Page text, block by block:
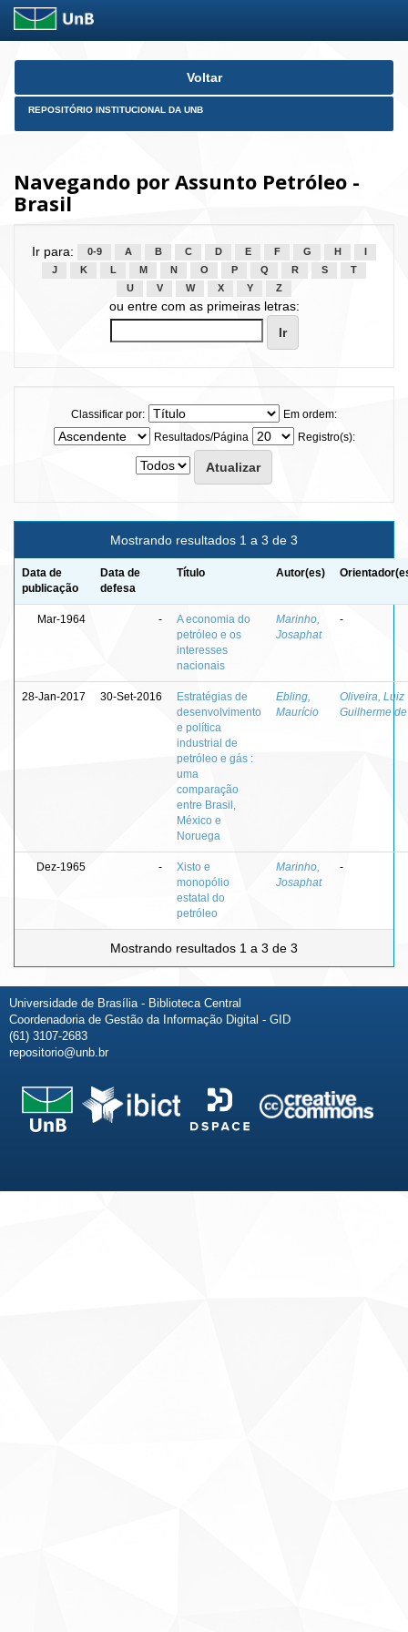
Skip
Voltar
REPOSITÓRIO INSTITUCIONAL DA UNB
Navegando por Assunto Petróleo -
Brasil
Ir para: 0-9 A B C D E F G H
J
K L M N O P Q R S
T
U
V W X Y Z
ou entre com as primeiras letras:
Classificar por:
Em ordem:
Resultados/Página
Registro(s):
Mostrando resultados 1 a 3 de 3
Data de
publicação
Data de
defesa
Título Autor(es)
Mar-1964 -
A economia do
petróleo e os
interesses
nacionais
Marinho,
Josaphat
-
28-Jan-2017 30-Set-2016
Estratégias de
desenvolvimento
e política
industrial de
petróleo e gás :
uma
comparação
entre Brasil,
México e
Noruega
Ebling,
Maurício
Oliveira, Luiz
Guilherme de
Dez-1965 -
Xisto e
monopólio
estatal do
petróleo
Marinho,
Josaphat
-
Mostrando resultados 1 a 3 de 3
Universidade de Brasília - Biblioteca Central
Coordenadoria de Gestão da Informação Digital - GID
(61) 3107-2683
repositorio@unb.br